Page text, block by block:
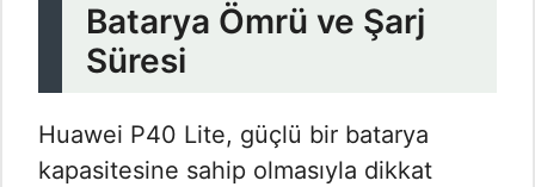
Batarya Ömrü ve Şarj
Süresi
Huawei P40 Lite, güçlü bir batarya
kapasitesine sahip olmasıyla dikkat